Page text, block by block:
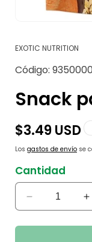
multimedia
1
una
EXOTIC NUTRITION
Código: SKU:
Snack
Precio
habitual
$3.49 USD
Los gastos de envío se
Cantidad
Reducir
cantidad
para